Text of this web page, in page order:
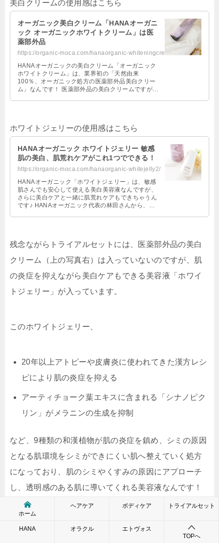
美白クリームの使用感はこちら
オーガニック美白クリーム「HANAオーガニ
ック オーガニックホワイトクリーム」は医
薬部外品
https://organic-moca.com/hanaorganic-whiteningcream/
HANAオーガニックの美白クリーム「オーガニック
ホワイトクリーム」は、業界初の「天然由来
100％、オーガニック処方の医薬部外品美白クリー
ム」なんです！ 医薬部外品の美白クリームですが、
ホワイトジェリーの使用感はこちら
HANAオーガニック ホワイトジェリー 敏感
肌の美白、肌荒れケアがこれ1つでできる！
https://organic-moca.com/hanaorganic-whitejelly2/
HANAオーガニック「ホワイトジェリー」は、敏感
肌さんでも安心して使える美白美容液なんですが、
さらに美白ケアと一緒に肌荒れケアもできちゃうん
です♪ HANAオーガニック代表の林田さんから、直
残念ながらトライアルセットには、医薬部外品の美白
クリーム（上の写真右）は入っていないのですが、肌
の炎症を抑えながら美白ケアもできる美容液「 ホワイ
トジェリー 」が入っています。
このホワイトジェリー、
20年以上アトピーや皮膚炎に使われてきた漢方レシ
ピにより肌の炎症を抑える
アーティチョーク葉エキスに含まれる「シナノピク
リン」がメラニンの生成を抑制
など、9種類の和漢植物が肌の炎症を鎮め、シミの原因
となる肌環境をシミができにくい肌へ整えていく処方
になっており、肌のシミやくすみの原因にアプローチ
し、透明感のある肌に導いてくれる美容液なんです！
強すぎて、ピリピリしたり腫れ上がったりしてしまい
ホーム
ヘアケア ボディケア トライアルセット
HANA オラクル
エトヴォス
TOPへ